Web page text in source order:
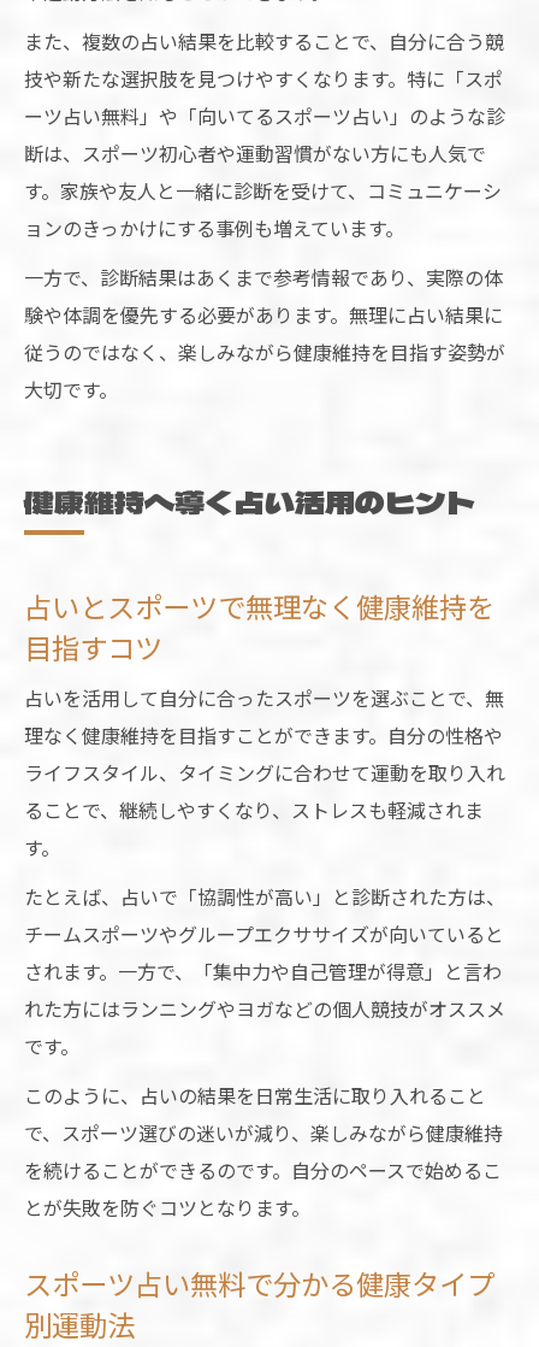
また、複数の占い結果を比較することで、自分に合う競
技や新たな選択肢を見つけやすくなります。特に「スポ
ーツ占い無料」や「向いてるスポーツ占い」のような診
断は、スポーツ初心者や運動習慣がない方にも人気で
す。家族や友人と一緒に診断を受けて、コミュニケーシ
ョンのきっかけにする事例も増えています。
一方で、診断結果はあくまで参考情報であり、実際の体
験や体調を優先する必要があります。無理に占い結果に
従うのではなく、楽しみながら健康維持を目指す姿勢が
大切です。
健康維持へ導く占い活用のヒント
占いとスポーツで無理なく健康維持を
目指すコツ
占いを活用して自分に合ったスポーツを選ぶことで、無
理なく健康維持を目指すことができます。自分の性格や
ライフスタイル、タイミングに合わせて運動を取り入れ
ることで、継続しやすくなり、ストレスも軽減されま
す。
たとえば、占いで「協調性が高い」と診断された方は、
チームスポーツやグループエクササイズが向いていると
されます。一方で、「集中力や自己管理が得意」と言わ
れた方にはランニングやヨガなどの個人競技がオススメ
です。
このように、占いの結果を日常生活に取り入れること
で、スポーツ選びの迷いが減り、楽しみながら健康維持
を続けることができるのです。自分のペースで始めるこ
とが失敗を防ぐコツとなります。
スポーツ占い無料で分かる健康タイプ
別運動法